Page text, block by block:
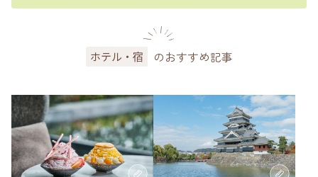
ホテル・宿 のおすすめ記事